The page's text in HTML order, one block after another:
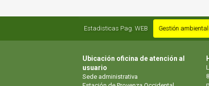
Estadisticas Pag. WEB Gestión ambiental
Ubicación oficina de atención al
usuario
Sede administrativa